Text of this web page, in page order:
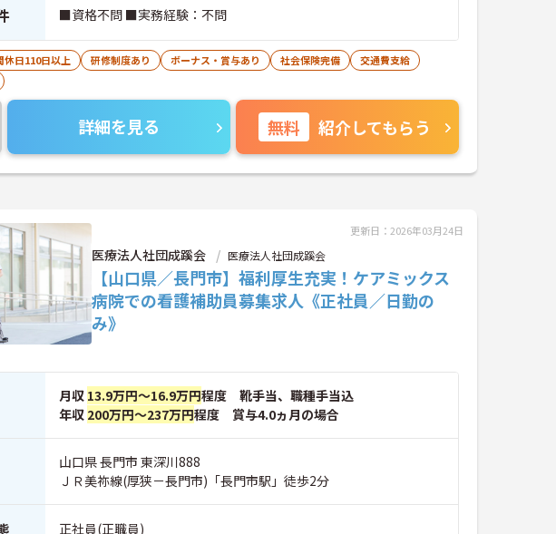
■資格不問 ■実務経験：不問
休日110日以上 研修制度あり ボーナス・賞与あり 社会保険完備
交通費支給
詳細を見る 無料 紹介してもらう
更新日：2026年03月24日
医療法人社団成蹊会 医療法人社団成蹊会
【山口県／長門市】福利厚生充実！ケアミックス
病院での看護補助員募集求人《正社員／日勤の
み》
月収 13.9万円～16.9万円程度 靴手当、職種手当込
年収 200万円～237万円程度 賞与4.0ヵ月の場合
山口県 長門市 東深川888
ＪＲ美祢線(厚狭－長門市)「長門市駅」徒歩2分
正社員(正職員)